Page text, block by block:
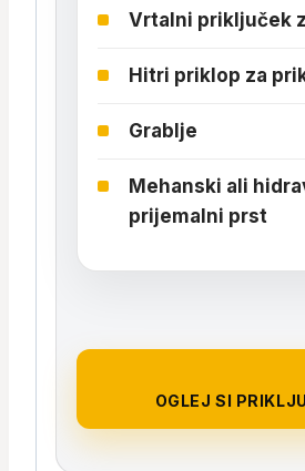
Vrtalni priključek
Hitri priklop za
Grablje
Mehanski ali
prijemalni prst
OGLEJ SI